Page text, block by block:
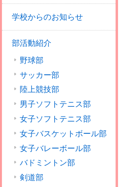
学校からのお知らせ
部活動紹介
野球部
サッカー部
陸上競技部
男子ソフトテニス部
女子ソフトテニス部
女子バスケットボール部
女子バレーボール部
バドミントン部
剣道部